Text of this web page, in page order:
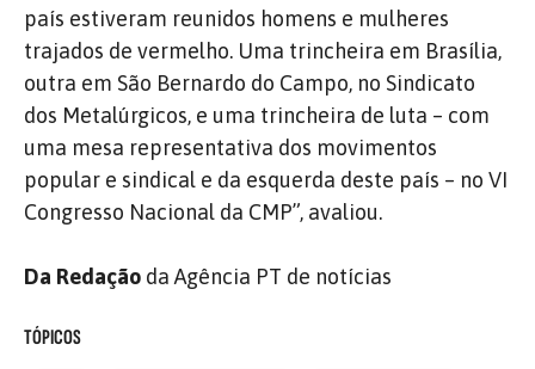
país estiveram reunidos homens e mulheres
trajados de vermelho. Uma trincheira em Brasília,
outra em São Bernardo do Campo, no Sindicato
dos Metalúrgicos, e uma trincheira de luta – com
uma mesa representativa dos movimentos
popular e sindical e da esquerda deste país – no VI
Congresso Nacional da CMP”, avaliou.
Da Redação da Agência PT de notícias
TÓPICOS